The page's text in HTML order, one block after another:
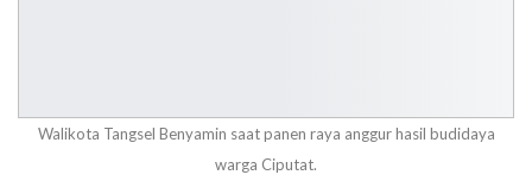
Walikota Tangsel Benyamin saat panen raya anggur hasil budidaya
warga Ciputat.